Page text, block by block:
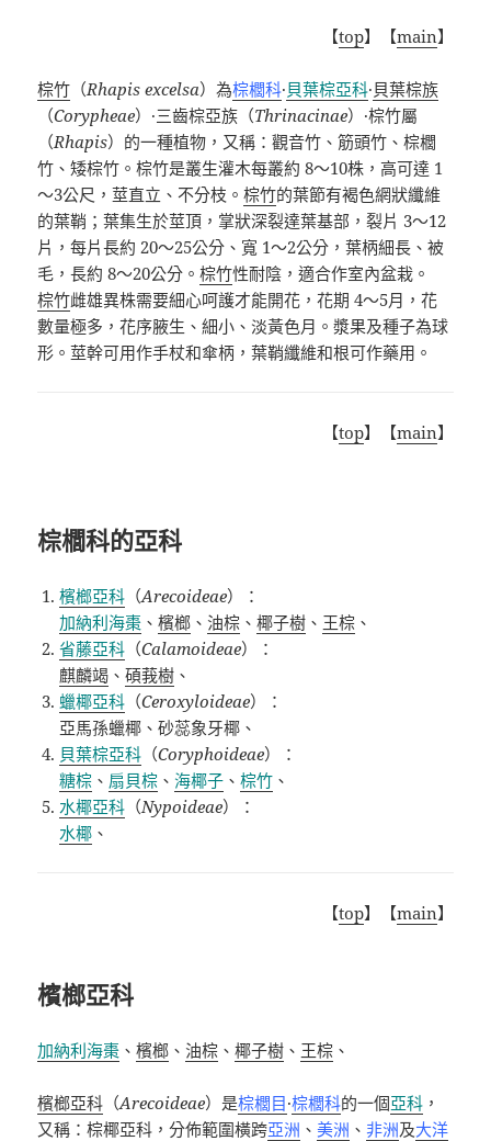
【top】【main】
棕竹 （Rhapis excelsa）為棕櫚科·貝葉棕亞科·貝葉棕族
（Corypheae） ·三齒棕亞族（Thrinacinae） ·棕竹屬
（Rhapis）的一種植物，又稱：觀音竹、筋頭竹、棕櫚
竹、矮棕竹。棕竹是叢生灌木每叢約 8～10株，高可達 1
～3公尺，莖直立、不分枝。棕竹的葉節有褐色網狀纖維
的葉鞘；葉集生於莖頂，掌狀深裂達葉基部，裂片 3～12
片，每片長約 20～25公分、寬 1～2公分，葉柄細長、被
毛，長約 8～20公分。棕竹性耐陰，適合作室內盆栽。
棕竹雌雄異株需要細心呵護才能開花，花期 4～5月，花
數量極多，花序腋生、細小、淡黃色月。漿果及種子為球
形。莖幹可用作手杖和傘柄，葉鞘纖維和根可作藥用。
【top】【main】
棕櫚科的亞科
檳榔亞科 （Arecoideae）：
加納利海棗 、檳榔 、油棕 、椰子樹 、 王棕 、
省藤亞科 （Calamoideae）：
麒麟竭 、碩莪樹 、
蠟椰亞科 （Ceroxyloideae）：
亞馬孫蠟椰、砂蕊象牙椰、
貝葉棕亞科 （Coryphoideae）：
糖棕 、 扇貝棕 、 海椰子 、棕竹 、
水椰亞科 （Nypoideae）：
水椰 、
【top】【main】
檳榔亞科
加納利海棗 、檳榔 、油棕 、椰子樹 、 王棕 、
檳榔亞科 （Arecoideae）是棕櫚目·棕櫚科的一個亞科 ，
又稱：棕椰亞科，分佈範圍橫跨亞洲 、美洲 、非洲及大洋